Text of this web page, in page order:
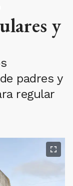
y
padres y
regular